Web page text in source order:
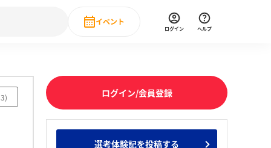
新卒就職人気企業ランキング みんなのインターン人気企業ランキ
・DX現場社員インタビュー
イベント
直近のイベント一覧
ログイン ヘルプ
) ログイン/会員登録
選考体験記を投稿する